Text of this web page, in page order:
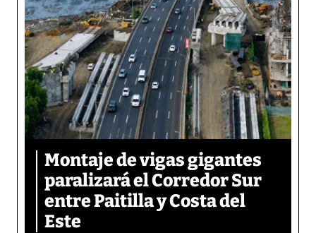
Montaje de vigas gigantes
paralizará el Corredor Sur
entre Paitilla y Costa del
Este